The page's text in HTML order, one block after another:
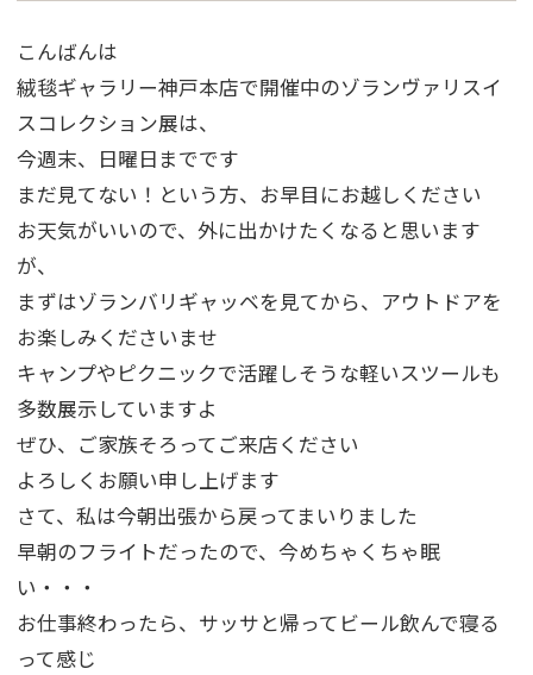
こんばんは
絨毯ギャラリー神戸本店で開催中のゾランヴァリスイ
スコレクション展は、
今週末、日曜日までです
まだ見てない！という方、お早目にお越しください
お天気がいいので、外に出かけたくなると思います
が、
まずはゾランバリギャッベを見てから、アウトドアを
お楽しみくださいませ
キャンプやピクニックで活躍しそうな軽いスツールも
多数展示していますよ
ぜひ、ご家族そろってご来店ください
よろしくお願い申し上げます
さて、私は今朝出張から戻ってまいりました
早朝のフライトだったので、今めちゃくちゃ眠
い・・・
お仕事終わったら、サッサと帰ってビール飲んで寝る
って感じ